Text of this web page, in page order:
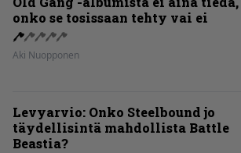
onko se tosissaan tehty vai ei
Aki Nuopponen
Levyarvio: Onko Steelbound jo
täydellisintä mahdollista Battle
Beastia?